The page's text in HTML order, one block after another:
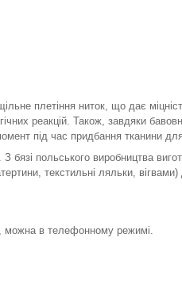
плетіння ниток, що дає
реакцій. Також, завдяки
під час придбання тканини
польського виробництва
текстильні ляльки, вігвами)
можна в телефонному режимі.